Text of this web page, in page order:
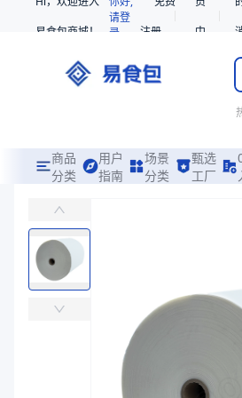
易食包商城！
请登
录
注册
中
商品
分类
用户
指南
场景
分类
甄选
工厂
易食包（EPAK）专注于低温增强PE包装
￥10.051 ~ ￥10.5612
商品参数
商品分类
70、41、45、75、
41、45、75、70、